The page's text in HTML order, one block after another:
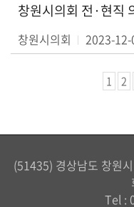
창원시의회 전·현직
창원시의회 2023-12-
1 2
(51435) 경상남도 창원
Tel :